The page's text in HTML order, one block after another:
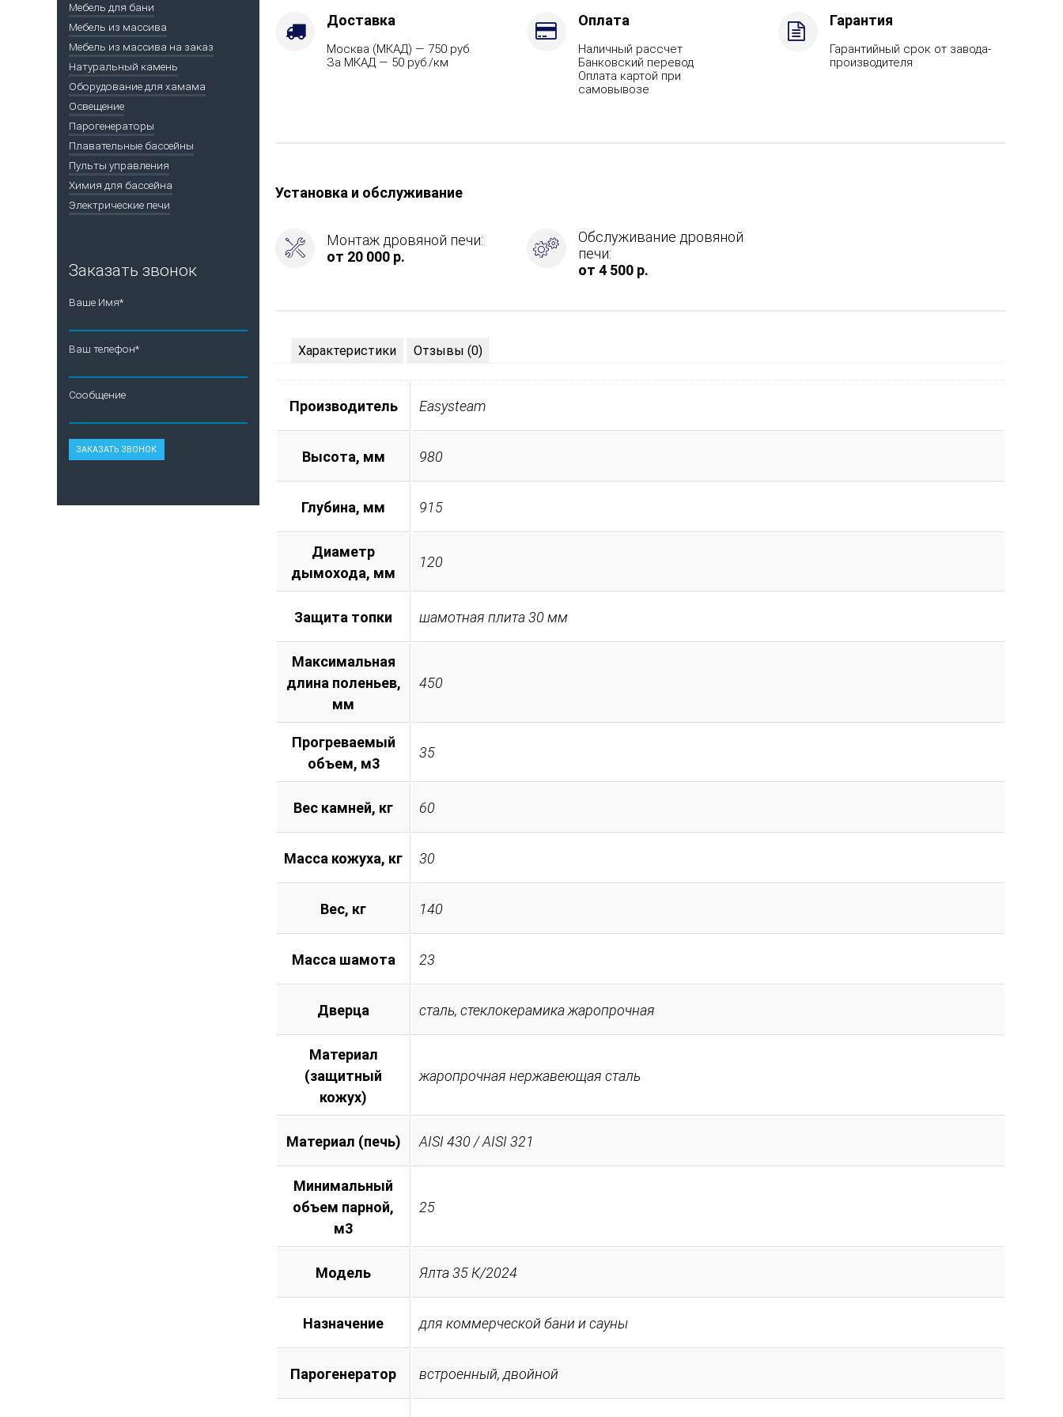
Подготовка,
Доставка
Москва (МКАД) — 750 руб.
За МКАД — 50 руб./км
Оплата
Наличный рассчет
Банковский перевод
Оплата картой при
самовывозе
Гарантия
Гарантийный срок от завода-
производителя
Установка и обслуживание
Монтаж дровяной печи:
от 20 000 р.
Обслуживание дровяной
печи:
от 4 500 р.
Характеристики Отзывы (0)
Производитель Easysteam
Высота, мм 980
Глубина, мм 915
Диаметр
дымохода, мм
120
Защита топки шамотная плита 30 мм
Максимальная
длина поленьев,
мм
450
Прогреваемый
объем, м3
35
Вес камней, кг 60
Масса кожуха, кг 30
Вес, кг 140
Масса шамота 23
Дверца сталь, стеклокерамика жаропрочная
Материал
(защитный
кожух)
жаропрочная нержавеющая сталь
Материал (печь) AISI 430 / AISI 321
Минимальный
объем парной,
м3
25
Модель Ялта 35 К/2024
Назначение для коммерческой бани и сауны
Парогенератор встроенный, двойной
Мебель для бани
Мебель из массива
Мебель из массива на заказ
Натуральный камень
Оборудование для хамама
Освещение
Парогенераторы
Плавательные бассейны
Пульты управления
Химия для бассейна
Электрические печи
Заказать звонок
Ваше Имя*
Ваш телефон*
Сообщение